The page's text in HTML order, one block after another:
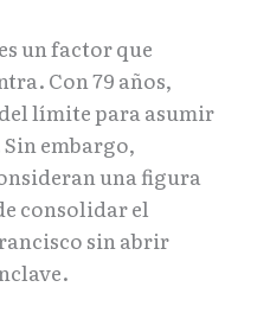
un factor que
Con 79 años,
límite para asumir
embargo,
una figura
consolidar el
sin abrir